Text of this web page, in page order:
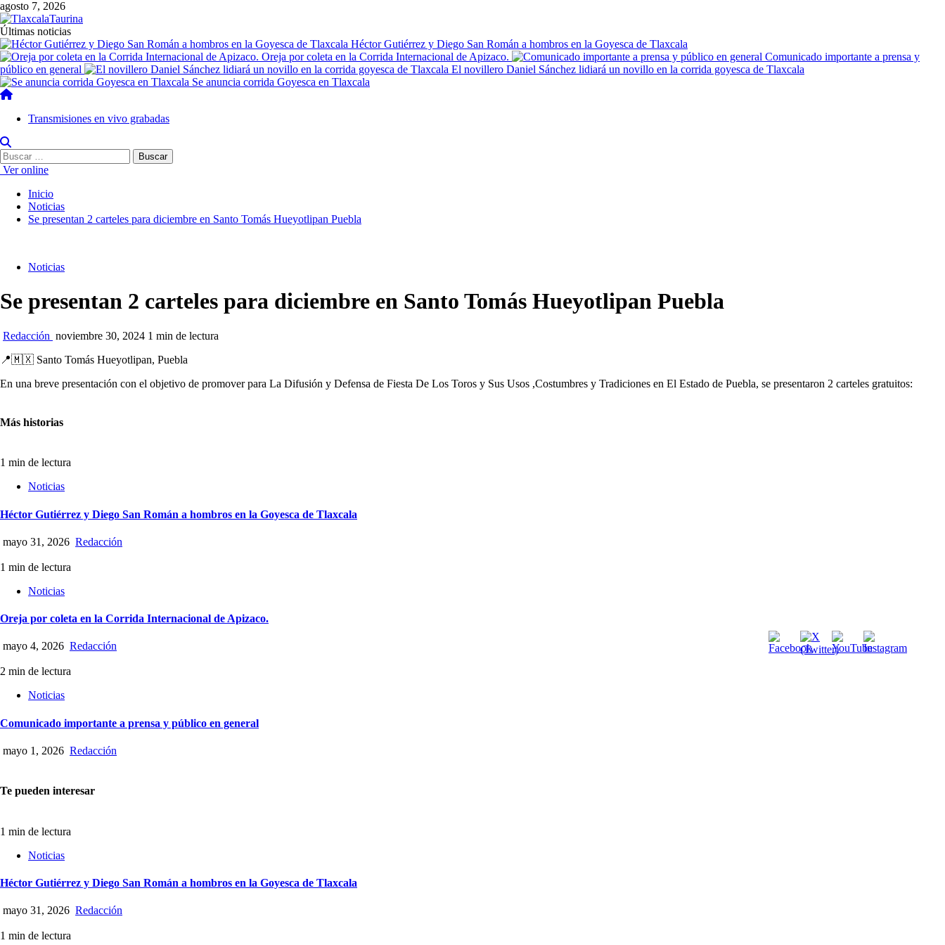
agosto 7, 2026
Últimas noticias
Héctor Gutiérrez y Diego San Román a hombros en la Goyesca de Tlaxcala
Oreja por coleta en la Corrida Internacional de Apizaco.
Comunicado importante a prensa y
público en general
El novillero Daniel Sánchez lidiará un novillo en la corrida goyesca de Tlaxcala
Se anuncia corrida Goyesca en Tlaxcala
Transmisiones en vivo grabadas
Ver online
Inicio
Noticias
Se presentan 2 carteles para diciembre en Santo Tomás Hueyotlipan Puebla
Noticias
Se presentan 2 carteles para diciembre en Santo Tomás Hueyotlipan Puebla
Redacción noviembre 30, 2024 1 min de lectura
📍🇲🇽 Santo Tomás Hueyotlipan, Puebla
En una breve presentación con el objetivo de promover para La Difusión y Defensa de Fiesta De Los Toros y Sus Usos ,Costumbres y Tradiciones en El Estado de Puebla, se presentaron 2 carteles gratuitos:
Más historias
1 min de lectura
Noticias
Héctor Gutiérrez y Diego San Román a hombros en la Goyesca de Tlaxcala
mayo 31, 2026 Redacción
1 min de lectura
Noticias
Oreja por coleta en la Corrida Internacional de Apizaco.
mayo 4, 2026 Redacción
2 min de lectura
Noticias
Comunicado importante a prensa y público en general
mayo 1, 2026 Redacción
Te pueden interesar
1 min de lectura
Noticias
Héctor Gutiérrez y Diego San Román a hombros en la Goyesca de Tlaxcala
mayo 31, 2026 Redacción
1 min de lectura